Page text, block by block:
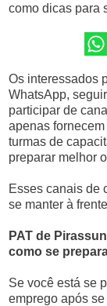
como dicas para
Os interessados
WhatsApp,
participar de
apenas
turmas de
preparar melhor
Esses canais de
se manter à
PAT de
como se
Se você está se
emprego após